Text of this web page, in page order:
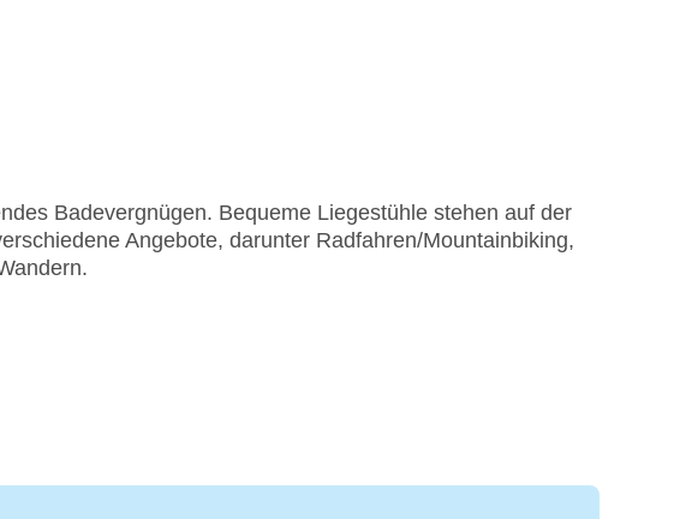
Badevergnügen. Bequeme Liegestühle stehen auf der
Angebote, darunter Radfahren/Mountainbiking,